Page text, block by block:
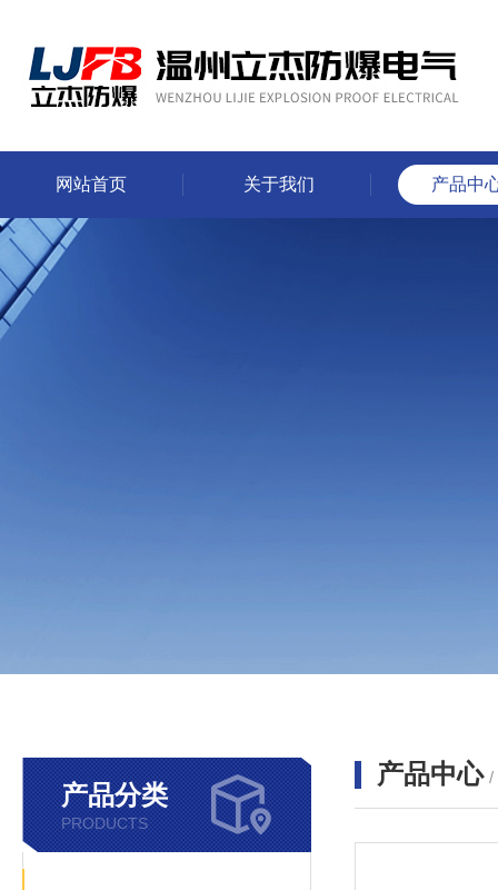
网站首页 关于我们 产品中
产品分类
PRODUCTS
产品中心 /